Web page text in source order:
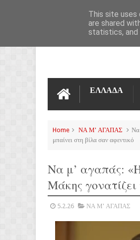
ΕΠΙΚΟΙΝΩΝΊΑ
ΕΛΛΑΔΑ
Home ΝΑ Μ' ΑΓΑΠΑΣ
Να
μπαίνει στη βίλα σαν αφεντικό
Να μ’ αγαπάς:
Μάκης
5.2.26 ΝΑ Μ' ΑΓΑΠΑΣ
This site uses
are shared
statistics, and